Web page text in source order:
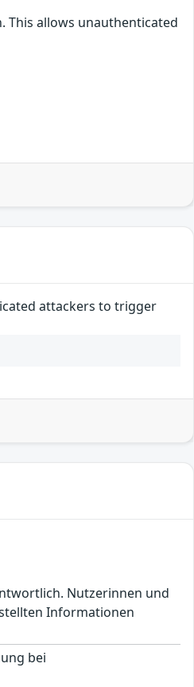
This allows unauthenticated
attackers to trigger
Nutzerinnen und
Informationen
bei